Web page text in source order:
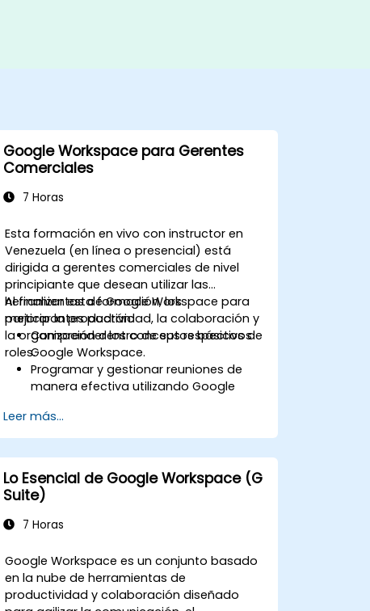
Google Workspace para Gerentes
Comerciales
7 Horas
Esta formación en vivo con instructor en
Venezuela (en línea o presencial) está
dirigida a gerentes comerciales de nivel
principiante que desean utilizar las
herramientas de Google Workspace para
mejorar la productividad, la colaboración y
la organización dentro de sus respectivos
roles.
Al finalizar esta formación, los
participantes podrán:
Comprender los conceptos básicos de
Google Workspace.
Programar y gestionar reuniones de
manera efectiva utilizando Google
Abrir, unirse y gestionar reuniones
virtuales con confianza, y utilizar
funciones de colaboración como
compartir la pantalla.
Crear documentos profesionales,
utilizar funciones de colaboración y
convertir documentos a varios
Crear, formatear y compartir
presentaciones, y colaborar con otras
personas en la misma presentación.
Leer más...
Lo Esencial de Google Workspace (G
Suite)
7 Horas
Google Workspace es un conjunto basado
en la nube de herramientas de
productividad y colaboración diseñado